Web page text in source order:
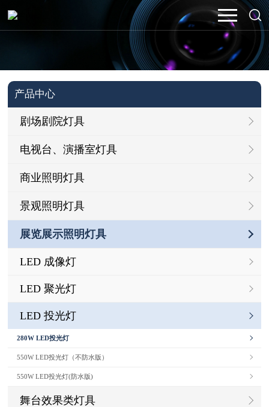
产品中心
剧场剧院灯具
电视台、演播室灯具
商业照明灯具
景观照明灯具
展览展示照明灯具
LED 成像灯
LED 聚光灯
LED 投光灯
280W LED投光灯
550W LED投光灯（不防水版）
550W LED投光灯(防水版)
舞台效果类灯具